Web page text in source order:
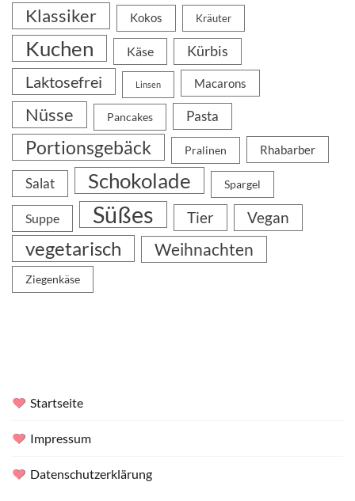
Klassiker Kokos Kräuter
Kuchen Käse Kürbis
Laktosefrei Linsen Macarons
Nüsse Pancakes Pasta
Portionsgebäck Pralinen Rhabarber
Salat Schokolade Spargel
Suppe Süßes Tier Vegan
vegetarisch Weihnachten
Ziegenkäse
Startseite
Impressum
Datenschutzerklärung